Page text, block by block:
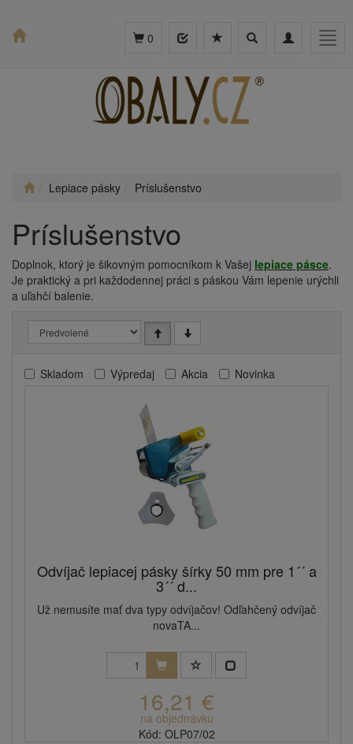
Toggle
Toggle
0
Lepiace pásky Príslušenstvo
Príslušenstvo
Doplnok, ktorý je šikovným pomocníkom k Vašej lepiace pásce.
Je praktický a pri každodennej práci s páskou Vám lepenie urýchli
a uľahčí balenie.
Skladom Výpredaj Akcia Novinka
Odvíjač lepiacej pásky šírky 50 mm pre 1´´ a
3´´ d...
Už nemusíte mať dva typy odvíjačov! Odľahčený odvíjač
novaTA...
16,21 €
na objednávku
Kód: OLP07/02